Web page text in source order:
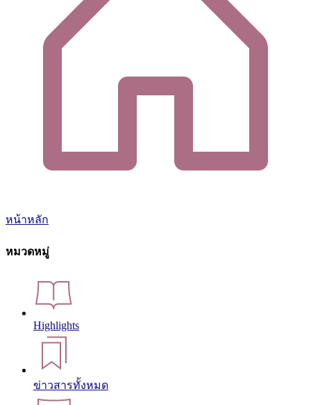
หน้าหลัก
หมวดหมู่
Highlights
ข่าวสารทั้งหมด